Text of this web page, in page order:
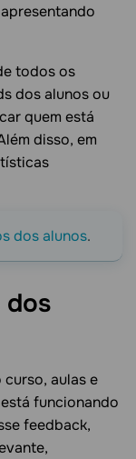
todos os
dos alunos ou
quem está
disso, em
dos alunos.
dos
aulas e
funcionando
feedback,